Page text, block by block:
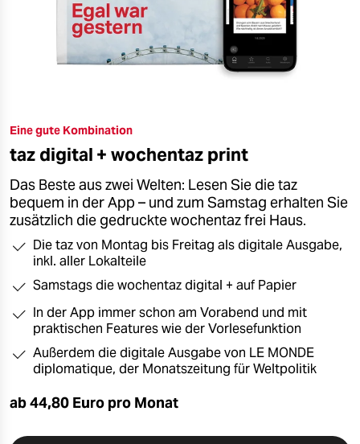
Eine gute Kombination
taz digital + wochentaz print
Das Beste aus zwei Welten: Lesen Sie die taz
bequem in der App – und zum Samstag erhalten Sie
zusätzlich die gedruckte wochentaz frei Haus.
Die taz von Montag bis Freitag als digitale Ausgabe,
inkl. aller Lokalteile
Samstags die wochentaz digital + auf Papier
In der App immer schon am Vorabend und mit
praktischen Features wie der Vorlesefunktion
Außerdem die digitale Ausgabe von LE MONDE
diplomatique, der Monatszeitung für Weltpolitik
ab 44,80 Euro pro Monat